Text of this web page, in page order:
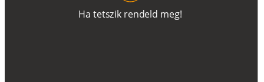
Ha tetszik rendeld meg!